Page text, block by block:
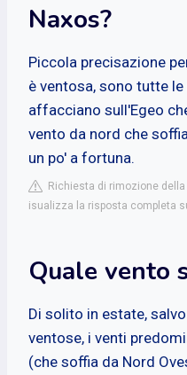
Naxos?
Piccola precisazione
è ventosa, sono tutte
affacciano sull'Egeo
vento da nord che
un po' a fortuna.
Richiesta di rimozione
isualizza la risposta completa
Quale vento
Di solito in estate,
ventose, i venti
(che soffia da Nord